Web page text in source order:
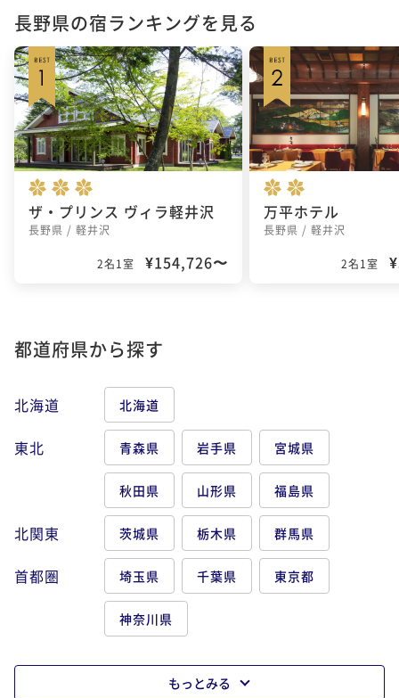
長野県の宿ランキングを見る
ザ・プリンス ヴィラ軽井沢
長野県 / 軽井沢
2名1室 ¥154,726〜
万平ホテル
長野県 / 軽井沢
2名1室
都道府県から探す
北海道 北海道
東北 青森県 岩手県 宮城県
秋田県 山形県 福島県
北関東 茨城県 栃木県 群馬県
首都圏 埼玉県 千葉県 東京都
神奈川県
もっとみる